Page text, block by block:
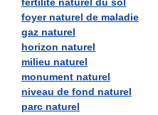
foyer naturel de maladie
gaz naturel
horizon naturel
milieu naturel
monument naturel
niveau de fond naturel
parc naturel